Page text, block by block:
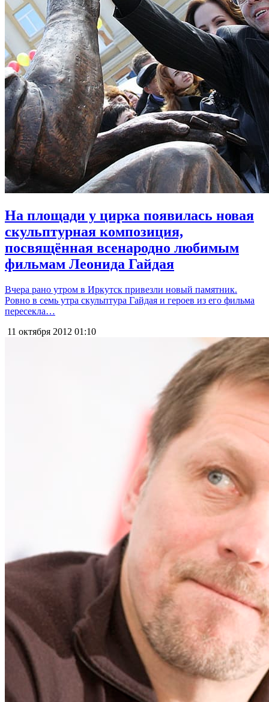
На площади у цирка появилась новая
скульптурная композиция,
посвящённая всенародно любимым
фильмам Леонида Гайдая
Вчера рано утром в Иркутск привезли новый памятник.
Ровно в семь утра скульптура Гайдая и героев из его фильма
пересекла…
11 октября 2012 01:10